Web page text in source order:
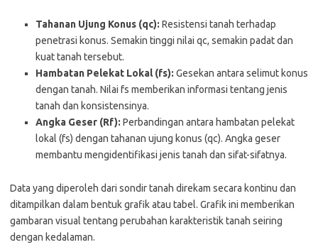
Tahanan Ujung Konus (qc): Resistensi tanah terhadap
penetrasi konus. Semakin tinggi nilai qc, semakin padat dan
kuat tanah tersebut.
Hambatan Pelekat Lokal (fs): Gesekan antara selimut konus
dengan tanah. Nilai fs memberikan informasi tentang jenis
tanah dan konsistensinya.
Angka Geser (Rf): Perbandingan antara hambatan pelekat
lokal (fs) dengan tahanan ujung konus (qc). Angka geser
membantu mengidentifikasi jenis tanah dan sifat-sifatnya.
Data yang diperoleh dari sondir tanah direkam secara kontinu dan
ditampilkan dalam bentuk grafik atau tabel. Grafik ini memberikan
gambaran visual tentang perubahan karakteristik tanah seiring
dengan kedalaman.